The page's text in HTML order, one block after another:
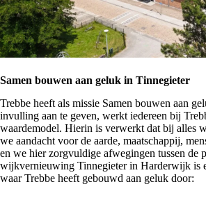
Samen bouwen aan geluk in Tinnegieter
Trebbe heeft als missie Samen bouwen aan
invulling aan te geven, werkt iedereen bij
waardemodel. Hierin is verwerkt dat bij alles
we aandacht voor de aarde, maatschappij,
en we hier zorgvuldige afwegingen tussen de
wijkvernieuwing Tinnegieter in Harderwijk is
waar Trebbe heeft gebouwd aan geluk door: